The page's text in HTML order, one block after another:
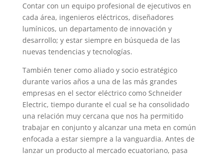
Contar con un equipo profesional de ejecutivos en
cada área, ingenieros eléctricos, diseñadores
lumínicos, un departamento de innovación y
desarrollo; y estar siempre en búsqueda de las
nuevas tendencias y tecnologías.
También tener como aliado y socio estratégico
durante varios años a una de las más grandes
empresas en el sector eléctrico como Schneider
Electric, tiempo durante el cual se ha consolidado
una relación muy cercana que nos ha permitido
trabajar en conjunto y alcanzar una meta en común
enfocada a estar siempre a la vanguardia. Antes de
lanzar un producto al mercado ecuatoriano, pasa